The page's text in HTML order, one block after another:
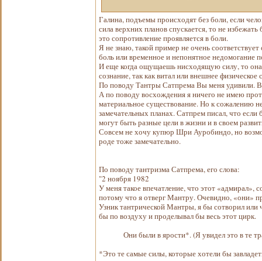
Галина, подъемы происходят без боли, если
сила верхних планов спускается, то не
это сопротивление проявляется в боли.
Я не знаю, такой пример не очень
боль или временное и непонятное недомогание
И еще когда ощущаешь нисходящую силу, то
сознание, так как витал или внешнее
По поводу Тантры Сатпрема Вы меня удивили.
А по поводу восхождения я ничего не имею
материальное существование. Но к сожалению
замечательных планах. Сатпрем писал, что
могут быть разные цели в жизни и в своем
Совсем не хочу купюр Шри Ауробиндо, но
роде тоже замечательно.
По поводу тантризма Сатпрема, его слова:
"2 ноября 1982
У меня такое впечатление, что этот «адмирал»,
потому что я отверг Мантру. Очевидно, «они»
Узник тантрической Мантры, я бы сотворил
бы по воздуху и проделывал бы весь этот цирк.
Они были в ярости*. (Я увидел это в те
*Это те самые силы, которые хотели бы